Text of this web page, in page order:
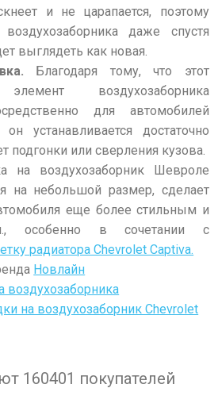
и не царапается, поэтому
даже спустя
выглядеть как новая.
Благодаря тому, что этот
воздухозаборника
для автомобилей
устанавливается достаточно
подгонки или сверления кузова.
на воздухозаборник Шевроле
на небольшой размер, сделает
еще более стильным и
, особенно в сочетании с
радиатора Chevrolet Captiva.
Новлайн
воздухозаборника
на воздухозаборник Chevrolet
160401 покупателей